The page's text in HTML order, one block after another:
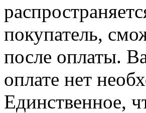
покупатель,
после оплаты.
оплате нет
Единственное,